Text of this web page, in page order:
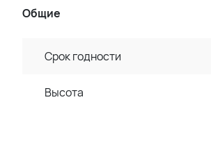
Общие
Срок годности
Высота